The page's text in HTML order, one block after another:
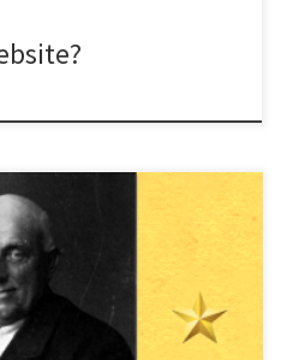
aan Schokland en
had verlaten een
en verhaalt daarin de